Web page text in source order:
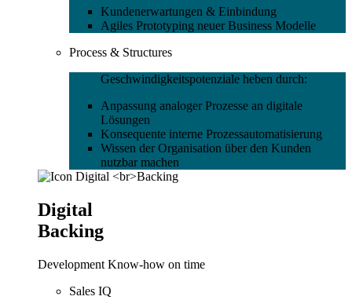
Kundenerwartungen & Einbindung
Agiles Prototyping neuer Business Modelle
Process & Structures
Geschwindigkeitspotenziale heben durch:
Anpassung analoger Prozesse an digitale
Lösungen
Konsequente interne Prozessautomatisierung
Wissen der Organisation über den Kunden
nutzbar machen
Digital
Backing
Development Know-how on time
Sales IQ